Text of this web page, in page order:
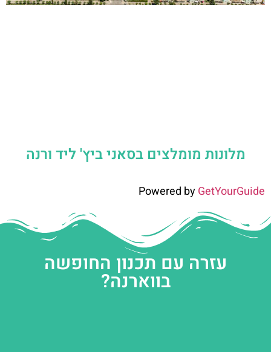
מלונות מומלצים בסאני ביץ' ליד ורנה
Powered byGetYourGuide
עזרה עם תכנון החופשה
בווארנה?